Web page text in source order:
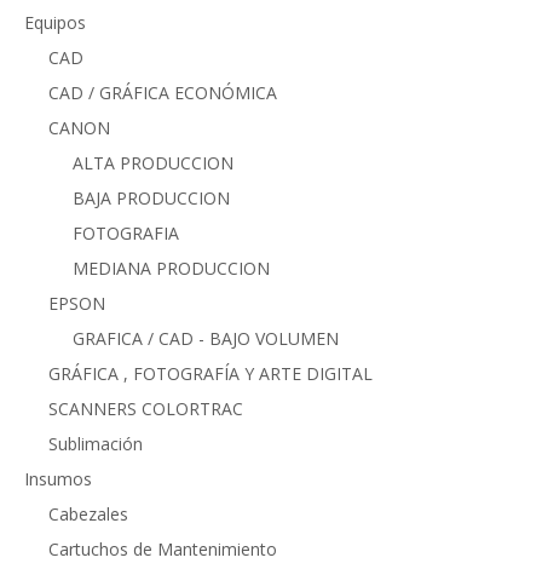
Equipos
CAD
CAD / GRÁFICA ECONÓMICA
CANON
ALTA PRODUCCION
BAJA PRODUCCION
FOTOGRAFIA
MEDIANA PRODUCCION
EPSON
GRAFICA / CAD - BAJO VOLUMEN
GRÁFICA , FOTOGRAFÍA Y ARTE DIGITAL
SCANNERS COLORTRAC
Sublimación
Insumos
Cabezales
Cartuchos de Mantenimiento